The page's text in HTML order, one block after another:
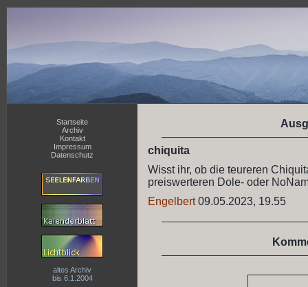
Startseite
Archiv
Kontakt
Impressum
Datenschutz
altes Archiv
bis 6.1.2004
chiquita
Wisst ihr, ob die teureren
preiswerteren Dole- oder
Engelbert09.05.2023, 19.55